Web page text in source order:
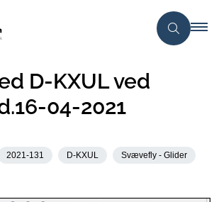
D-KXUL ved
04-2021
2021-131 D-KXUL
Svævefly - Glider